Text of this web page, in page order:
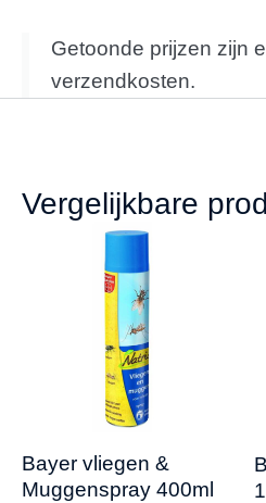
Getoonde prijzen zijn
verzendkosten.
Vergelijkbare
Bayer vliegen &
Muggenspray 400ml